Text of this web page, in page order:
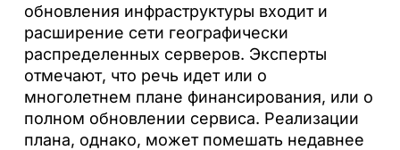
обновления инфраструктуры входит и
расширение сети географически
распределенных серверов. Эксперты
отмечают, что речь идет или о
многолетнем плане финансирования, или о
полном обновлении сервиса. Реализации
плана, однако, может помешать недавнее